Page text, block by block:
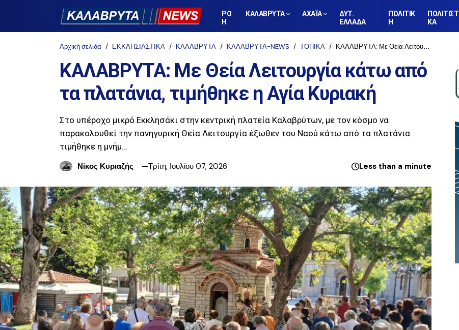
ΡΟ
Η
ΚΑΛΑΒΡΥΤΑ ΑΧΑΪΑ
ΔΥΤ.
ΕΛΛΑΔΑ
ΠΟΛΙΤΙΚ
Η
ΠΟΛΙΤΙΣΤΙ
ΚΑ
Αρχική σελίδα ΕΚΚΛΗΣΙΑΣΤΙΚΑ ΚΑΛΑΒΡΥΤΑ ΚΑΛΑΒΡΥΤΑ-NEWS ΤΟΠΙΚΑ ΚΑΛΑΒΡΥΤΑ: Με Θεία Λειτουργία κάτω από τα πλατάνια, τιμήθηκε η Αγία Κυριακή
ΚΑΛΑΒΡΥΤΑ: Με Θεία Λειτουργία κάτω από
τα πλατάνια, τιμήθηκε η Αγία Κυριακή
Στο υπέροχο μικρό Εκκλησάκι στην κεντρική πλατεία Καλαβρύτων, με τον κόσμο να
παρακολουθεί την πανηγυρική Θεία Λειτουργία έξωθεν του Ναού κάτω από τα πλατάνια
τιμήθηκε η μνήμ…
Νίκος Κυριαζής
Τρίτη, Ιουλίου 07, 2026 Less than a minute